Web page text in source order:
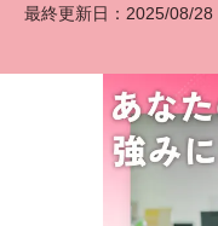
最終更新日： 2025/08/28